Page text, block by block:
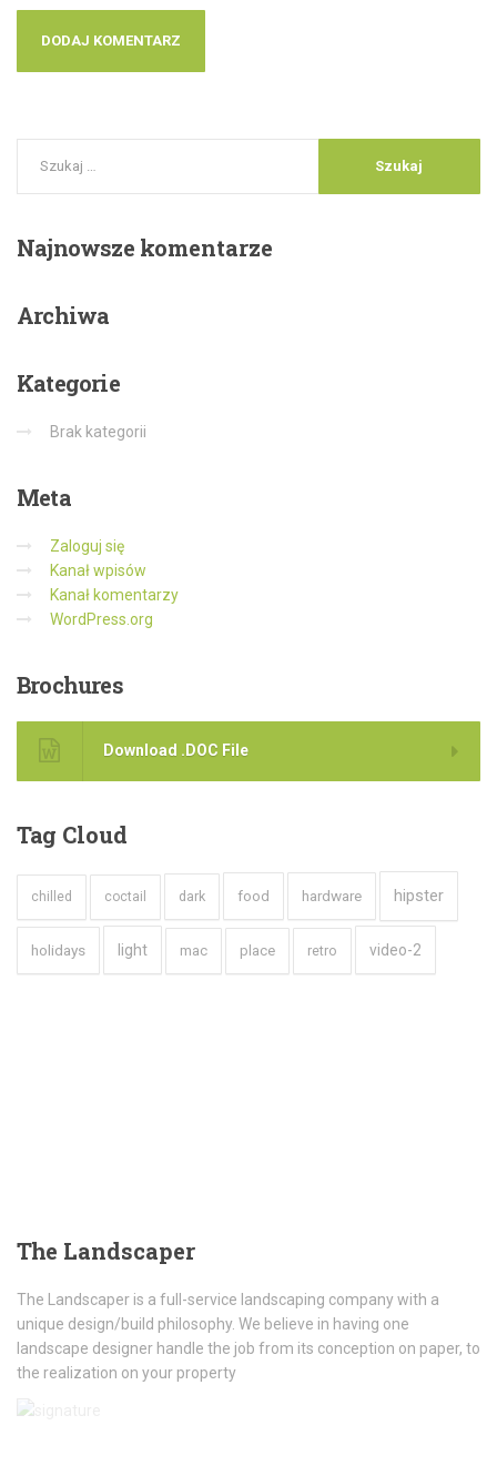
Najnowszekomentarze
Archiwa
Kategorie
Brak kategorii
Meta
Zaloguj się
Kanał wpisów
Kanał komentarzy
WordPress.org
Brochures
Download .DOC File
Tag Cloud
chilled coctail dark food hardware hipster
holidays light mac place retro video-2
The Landscaper
The Landscaper is a full-service landscaping company with a
unique design/build philosophy. We believe in having one
landscape designer handle the job from its conception on paper, to
the realization on your property